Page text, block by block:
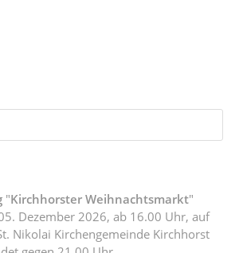
"Kirchhorster Weihnachtsmarkt"
Dezember 2026, ab 16.00 Uhr, auf
Nikolai Kirchengemeinde Kirchhorst